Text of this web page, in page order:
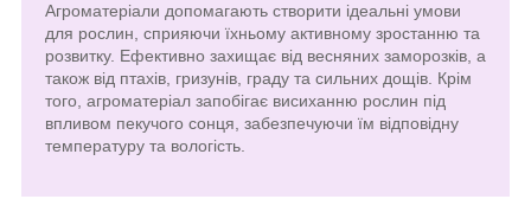
Агроматеріали допомагають створити ідеальні умови
для рослин, сприяючи їхньому активному зростанню та
розвитку. Ефективно захищає від весняних заморозків, а
також від птахів, гризунів, граду та сильних дощів. Крім
того, агроматеріал запобігає висиханню рослин під
впливом пекучого сонця, забезпечуючи їм відповідну
температуру та вологість.